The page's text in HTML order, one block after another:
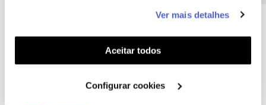
funcionalidades (cookies de personalização e
funcionalidade) e adaptar anúncios aos seus interesses
(cookies de publicidade personalizada). Pode gerir a
utilização dos cookies clicando em "Configurar
Ver mais detalhes
Aceitar todos
Configurar cookies
Hall of Fame de julho
17 soluções